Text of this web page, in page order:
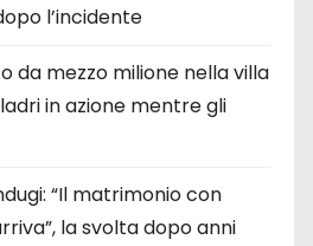
l’incidente
da mezzo milione nella villa
in azione mentre gli
“Il matrimonio con
la svolta dopo anni